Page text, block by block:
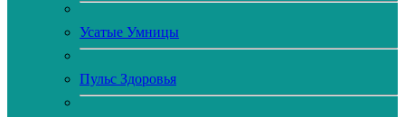
Усатые Умницы
Пульс Здоровья